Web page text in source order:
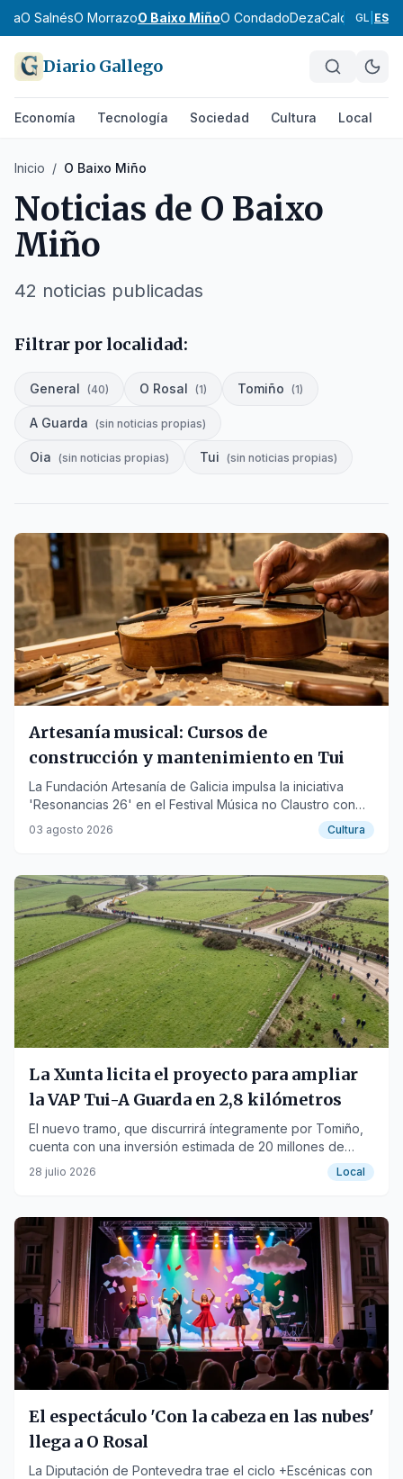
O SalnésO MorrazoO Baixo MiñoO CondadoDezaCaldasGL ES
Diario Gallego
Economía Tecnología Sociedad Cultura Local
Inicio / O Baixo Miño
Noticias de O Baixo
Miño
42 noticias publicadas
Filtrar por localidad:
General (40) O Rosal (1) Tomiño (1)
A Guarda (sin noticias propias)
Oia (sin noticias propias) Tui (sin noticias propias)
Artesanía musical: Cursos de
construcción y mantenimiento en Tui
La Fundación Artesanía de Galicia impulsa la iniciativa
'Resonancias 26' en el Festival Música no Claustro con
talleres prácticos.
03 agosto 2026 Cultura
La Xunta licita el proyecto para ampliar
la VAP Tui-A Guarda en 2,8 kilómetros
El nuevo tramo, que discurrirá íntegramente por Tomiño,
cuenta con una inversión estimada de 20 millones de
euros.
28 julio 2026 Local
El espectáculo 'Con la cabeza en las nubes'
llega a O Rosal
La Diputación de Pontevedra trae el ciclo +Escénicas con